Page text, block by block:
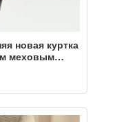
новая куртка
меховым
теплая